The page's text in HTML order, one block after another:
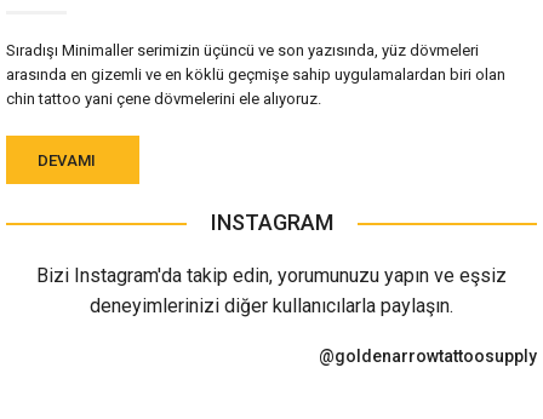
Sıradışı Minimaller serimizin üçüncü ve son yazısında, yüz dövmeleri
arasında en gizemli ve en köklü geçmişe sahip uygulamalardan biri olan
chin tattoo yani çene dövmelerini ele alıyoruz.
DEVAMI
INSTAGRAM
Bizi Instagram'da takip edin, yorumunuzu yapın ve eşsiz
deneyimlerinizi diğer kullanıcılarla paylaşın.
@goldenarrowtattoosupply